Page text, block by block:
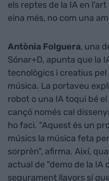
els reptes de la IA en
eina més, no com una
Antònia Folguera, una
Sónar+D, apunta que la
tecnològics i creatius pel
música. La portaveu
robot o una IA toqui bé
cançó només cal
ho faci. "Aquest és un
músics la música feta
sorprèn", afirma. Així,
actual de "demo de la IA
segurament llavors sí